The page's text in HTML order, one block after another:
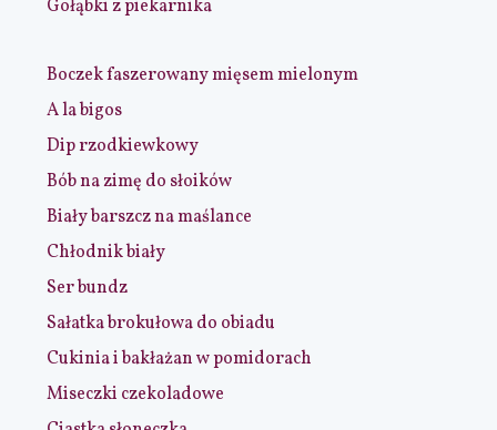
Gołąbki z piekarnika
Boczek faszerowany mięsem mielonym
A la bigos
Dip rzodkiewkowy
Bób na zimę do słoików
Biały barszcz na maślance
Chłodnik biały
Ser bundz
Sałatka brokułowa do obiadu
Cukinia i bakłażan w pomidorach
Miseczki czekoladowe